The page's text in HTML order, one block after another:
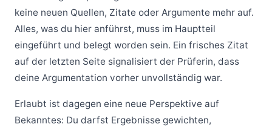
keine neuen Quellen, Zitate oder Argumente mehr auf.
Alles, was du hier anführst, muss im Hauptteil
eingeführt und belegt worden sein. Ein frisches Zitat
auf der letzten Seite signalisiert der Prüferin, dass
deine Argumentation vorher unvollständig war.
Erlaubt ist dagegen eine neue Perspektive auf
Bekanntes: Du darfst Ergebnisse gewichten,